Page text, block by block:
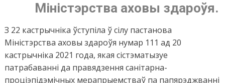
Міністэрства аховы здароўя.
З 22 кастрычніка ўступіла ў сілу пастанова
Міністэрства аховы здароўя нумар 111 ад 20
кастрычнiка 2021 года, якая сістэматызуе
патрабаванні да правядзення санітарна-
проціэпідэмічных мерапрыемстваў па папярэджванні